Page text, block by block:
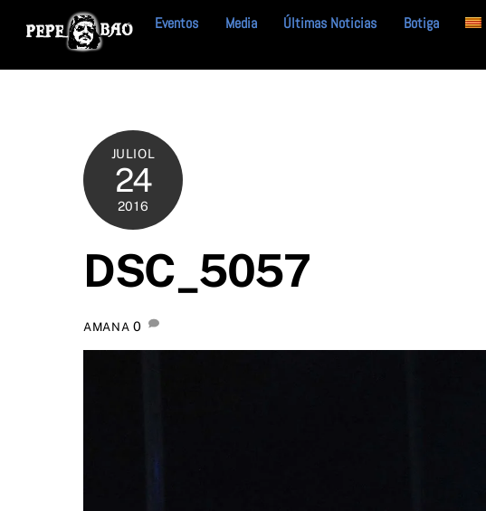
Eventos Media Últimas Noticias Botiga
JULIOL
24
2016
DSC_5057
AMANA 0